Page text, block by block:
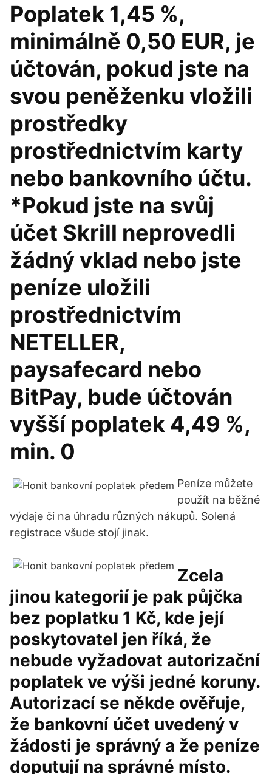
Poplatek 1,45 %,
minimálně 0,50 EUR, je
účtován, pokud jste na
svou peněženku vložili
prostředky
prostřednictvím karty
nebo bankovního účtu.
*Pokud jste na svůj
účet Skrill neprovedli
žádný vklad nebo jste
peníze uložili
prostřednictvím
NETELLER,
paysafecard nebo
BitPay, bude účtován
vyšší poplatek 4,49 %,
min. 0
Peníze můžete
použít na běžné
výdaje či na úhradu různých nákupů. Solená
registrace všude stojí jinak.
Zcela
jinou kategorií je pak půjčka
bez poplatku 1 Kč, kde její
poskytovatel jen říká, že
nebude vyžadovat autorizační
poplatek ve výši jedné koruny.
Autorizací se někde ověřuje,
že bankovní účet uvedený v
žádosti je správný a že peníze
doputují na správné místo.